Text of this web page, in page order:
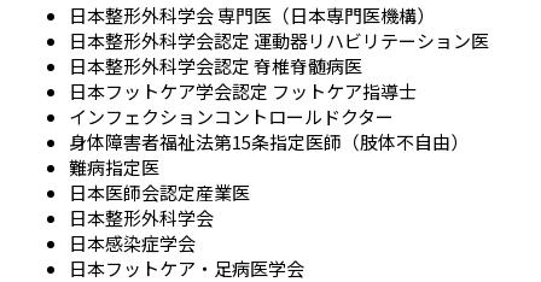
日本整形外科学会 専門医（日本専門医機構）
日本整形外科学会認定 運動器リハビリテーション医
日本整形外科学会認定 脊椎脊髄病医
日本フットケア学会認定 フットケア指導士
インフェクションコントロールドクター
身体障害者福祉法第15条指定医師（肢体不自由）
難病指定医
日本医師会認定産業医
日本整形外科学会
日本感染症学会
日本フットケア・足病医学会